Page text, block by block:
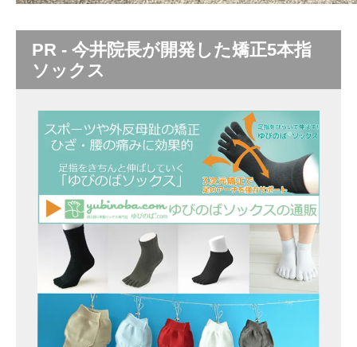
PR - 今井院長が開発した矯正5本指
ソックス